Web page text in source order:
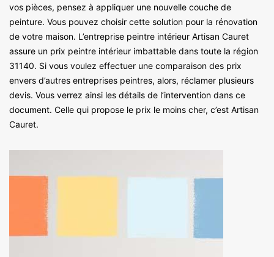
vos pièces, pensez à appliquer une nouvelle couche de
peinture. Vous pouvez choisir cette solution pour la rénovation
de votre maison. L’entreprise peintre intérieur Artisan Cauret
assure un prix peintre intérieur imbattable dans toute la région
31140. Si vous voulez effectuer une comparaison des prix
envers d’autres entreprises peintres, alors, réclamer plusieurs
devis. Vous verrez ainsi les détails de l’intervention dans ce
document. Celle qui propose le prix le moins cher, c’est Artisan
Cauret.